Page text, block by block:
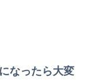
なったら大変